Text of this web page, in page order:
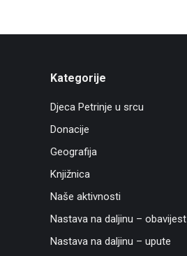
Kategorije
Djeca Petrinje u srcu
Donacije
Geografija
Knjižnica
Naše aktivnosti
Nastava na daljinu – obavijest
Nastava na daljinu – upute